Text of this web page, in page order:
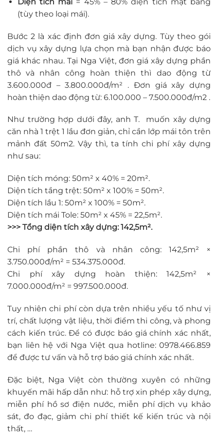
(tùy theo loại mái).
Bước 2 là xác định đơn giá xây dựng. Tùy theo gói
dịch vụ xây dựng lựa chọn mà bạn nhận được báo
giá khác nhau. Tại Nga Việt, đơn giá xây dựng phần
thô và nhân công hoàn thiện thì dao động từ
3.600.000đ – 3.800.000đ/m² . Đơn giá xây dựng
hoàn thiện dao động từ: 6.100.000 – 7.500.000đ/m2 .
Như trường hợp dưới đây, anh T. muốn xây dựng
căn nhà 1 trệt 1 lầu đơn giản, chỉ cần lớp mái tôn trên
mảnh đất 50m2. Vậy thì, ta tính chi phí xây dựng
như sau:
Diện tích móng: 50m² x 40% = 20m².
Diện tích tầng trệt: 50m² x 100% = 50m².
Diện tích lầu 1: 50m² x 100% = 50m².
Diện tích mái Tole: 50m² x 45% = 22,5m².
>>> Tổng diện tích xây dựng: 142,5m².
Chi phí phần thô và nhân công: 142,5m² ×
3.750.000đ/m² = 534.375.000đ.
Chi phí xây dựng hoàn thiện: 142,5m² ×
7.000.000đ/m² = 997.500.000đ.
Tuy nhiên chi phí còn dựa trên nhiều yếu tố như vị
trí, chất lượng vật liệu, thời điểm thi công, và phong
cách kiến trúc. Để có được báo giá chính xác nhất,
bạn liên hệ với Nga Việt qua hotline: 0978.466.859
để được tư vấn và hỗ trợ báo giá chính xác nhất.
Đặc biệt, Nga Việt còn thường xuyên có những
khuyến mãi hấp dẫn như: hỗ trợ xin phép xây dựng,
miễn phí hồ sơ điện nước, miễn phí dịch vụ khảo
sát, đo đạc, giảm chi phí thiết kế kiến trúc và nội
thất, …